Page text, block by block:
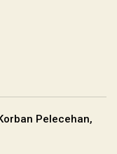
Pelecehan,